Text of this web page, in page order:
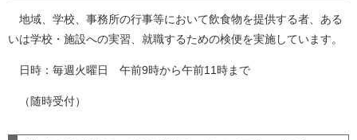
地域、学校、事務所の行事等において飲食物を提供する者、ある
いは学校・施設への実習、就職するための検便を実施しています。
日時：毎週火曜日 午前9時から午前11時まで
（随時受付）